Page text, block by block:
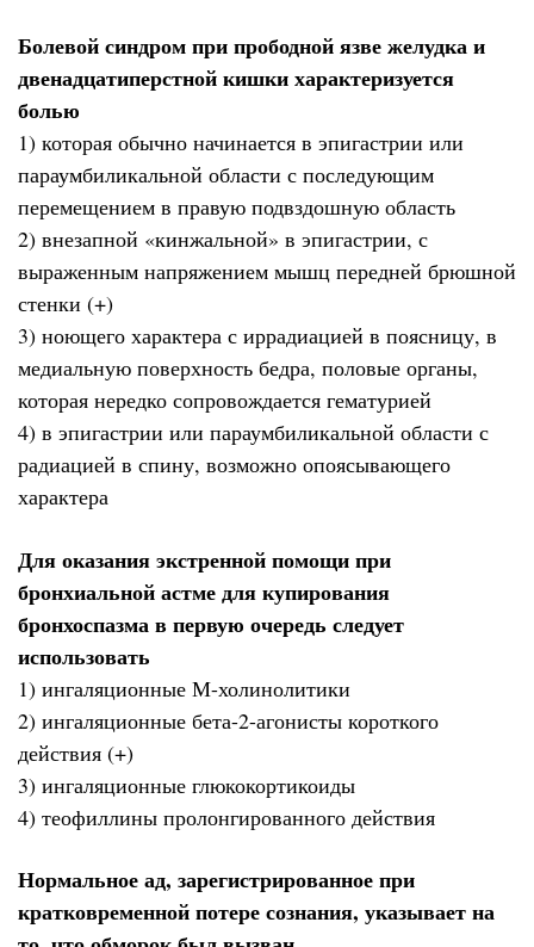
Болевой синдром при прободной язве желудка и
двенадцатиперстной кишки характеризуется
болью
1) которая обычно начинается в эпигастрии или
параумбиликальной области с последующим
перемещением в правую подвздошную область
2) внезапной «кинжальной» в эпигастрии, с
выраженным напряжением мышц передней брюшной
стенки (+)
3) ноющего характера с иррадиацией в поясницу, в
медиальную поверхность бедра, половые органы,
которая нередко сопровождается гематурией
4) в эпигастрии или параумбиликальной области с
радиацией в спину, возможно опоясывающего
характера
Для оказания экстренной помощи при
бронхиальной астме для купирования
бронхоспазма в первую очередь следует
использовать
1) ингаляционные М-холинолитики
2) ингаляционные бета-2-агонисты короткого
действия (+)
3) ингаляционные глюкокортикоиды
4) теофиллины пролонгированного действия
Нормальное ад, зарегистрированное при
кратковременной потере сознания, указывает на